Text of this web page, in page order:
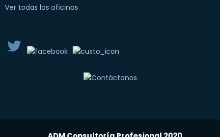
Ver todas las oficinas